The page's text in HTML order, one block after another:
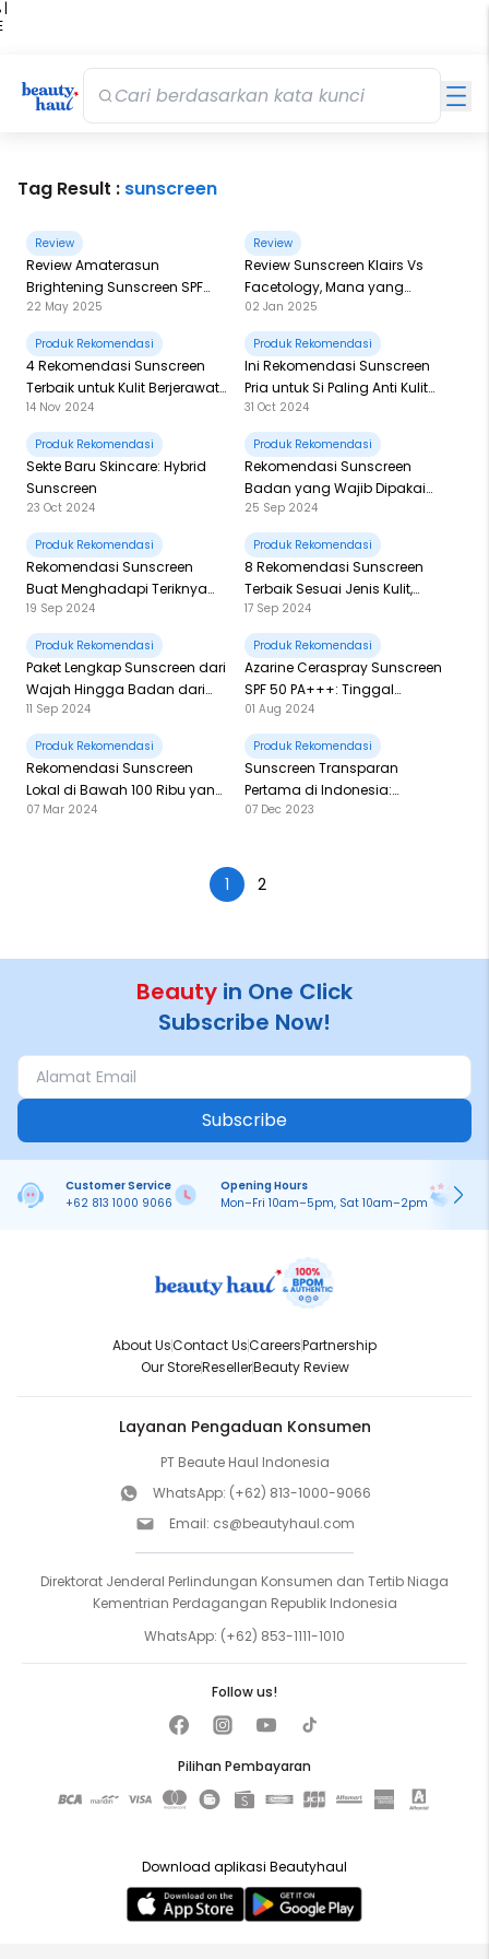
|
Tag Result : sunscreen
Review
Review Amaterasun
Brightening Sunscreen SPF
50+ PA++++: Sunscreen
Ungu Dengan 4x Brightening
Agent
22 May 2025
Review
Review Sunscreen Klairs Vs
Facetology, Mana yang
Teksturnya Paling Ringan &
Ternyaman?
02 Jan 2025
Produk Rekomendasi
4 Rekomendasi Sunscreen
Terbaik untuk Kulit Berjerawat,
Wajib Punya!
14 Nov 2024
Produk Rekomendasi
Ini Rekomendasi Sunscreen
Pria untuk Si Paling Anti Kulit
Gosong
31 Oct 2024
Produk Rekomendasi
Sekte Baru Skincare: Hybrid
Sunscreen
23 Oct 2024
Produk Rekomendasi
Rekomendasi Sunscreen
Badan yang Wajib Dipakai
Setiap Hari
25 Sep 2024
Produk Rekomendasi
Rekomendasi Sunscreen
Buat Menghadapi Teriknya
Matahari Indonesia!
19 Sep 2024
Produk Rekomendasi
8 Rekomendasi Sunscreen
Terbaik Sesuai Jenis Kulit,
Harga Mulai 30 Ribuan-100
Ribuan!
17 Sep 2024
Produk Rekomendasi
Paket Lengkap Sunscreen dari
Wajah Hingga Badan dari
Amaterasun!
11 Sep 2024
Produk Rekomendasi
Azarine Ceraspray Sunscreen
SPF 50 PA+++: Tinggal
Semprot, Kulit Siap Lawan
Sinar Matahari!
01 Aug 2024
Produk Rekomendasi
Rekomendasi Sunscreen
Lokal di Bawah 100 Ribu yang
Lolos Uji In Vivo dan In Vitro
07 Mar 2024
Produk Rekomendasi
Sunscreen Transparan
Pertama di Indonesia:
Amaterasun Transparent
07 Dec 2023
1 2
Beauty in One Click
Subscribe Now!
Subscribe
Customer Service
+62 813 1000 9066
Opening Hours
Mon–Fri 10am–5pm, Sat 10am–2pm
About UsContact UsCareersPartnership
Our StoreResellerBeauty Review
Layanan Pengaduan Konsumen
PT Beaute Haul Indonesia
WhatsApp: (+62) 813-1000-9066
Email: cs@beautyhaul.com
Direktorat Jenderal Perlindungan Konsumen dan Tertib Niaga
Kementrian Perdagangan Republik Indonesia
WhatsApp: (+62) 853-1111-1010
Pilihan Pembayaran
Follow us!
Download aplikasi Beautyhaul